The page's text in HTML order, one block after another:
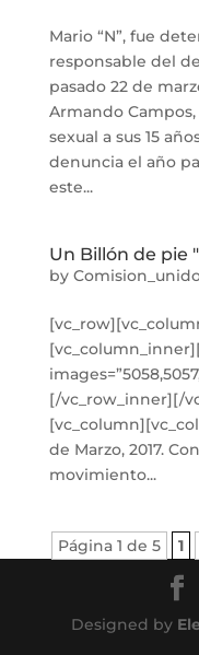
Mario “N”, fue
responsable del
pasado 22 de
Armando
sexual a sus 15
denuncia el año
este...
Un Billón de pie
by
[/vc_row_inner][/
de Marzo, 2017.
movimiento...
Página 1 de 5 1
Designed by